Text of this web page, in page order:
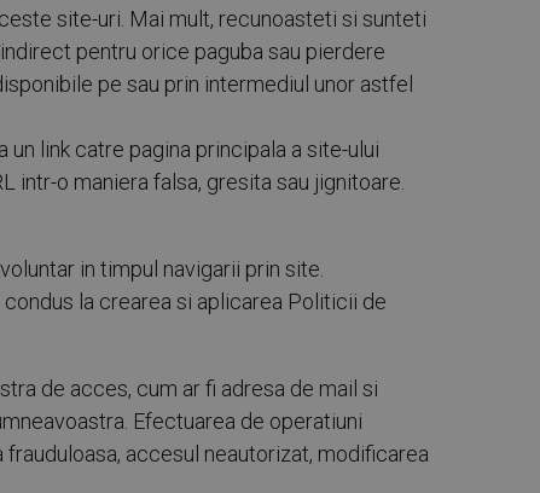
site-uri. Mai mult, recunoasteti si sunteti
pentru orice paguba sau pierdere
pe sau prin intermediul unor astfel
link catre pagina principala a site-ului
intr-o maniera falsa, gresita sau jignitoare.
in timpul navigarii prin site.
la crearea si aplicarea Politicii de
de acces, cum ar fi adresa de mail si
Efectuarea de operatiuni
accesul neautorizat, modificarea